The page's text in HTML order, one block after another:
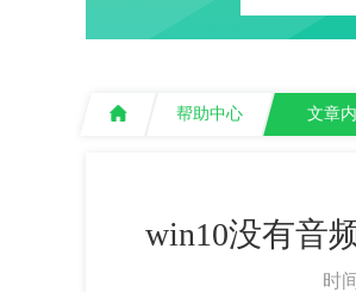
帮助中心 文章
win10没有音
时